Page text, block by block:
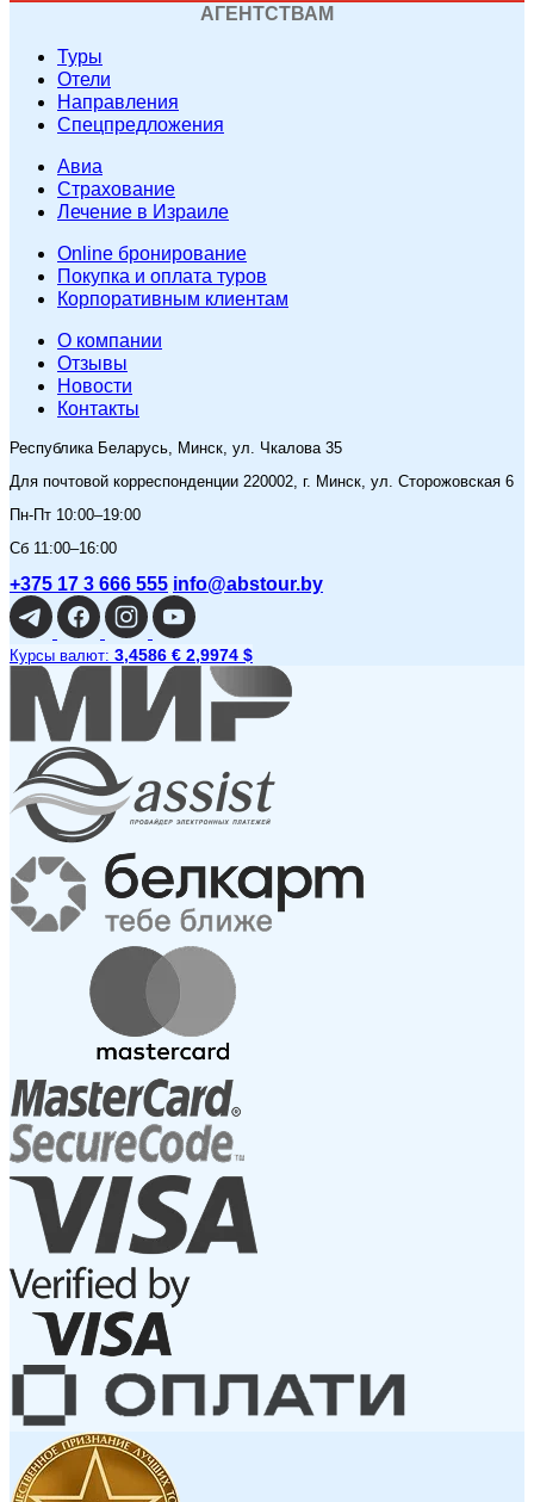
АГЕНТСТВАМ
Туры
Отели
Направления
Спецпредложения
Авиа
Страхование
Лечение в Израиле
Online бронирование
Покупка и оплата туров
Корпоративным клиентам
O компании
Отзывы
Новости
Контакты
Республика Беларусь, Минск, ул. Чкалова 35
Для почтовой корреспонденции 220002, г. Минск, ул. Сторожовская 6
Пн-Пт 10:00–19:00
Сб 11:00–16:00
+375 17 3 666 555 info@abstour.by
Курсы валют: 3,4586 € 2,9974 $